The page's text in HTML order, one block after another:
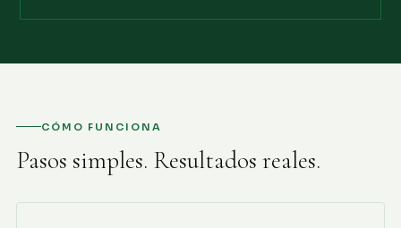
CÓMO FUNCIONA
Pasos simples. Resultados reales.